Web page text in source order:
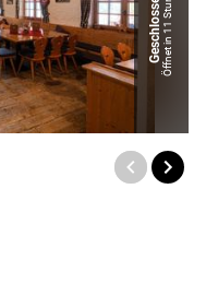
GeschlossenÖffnet in 11 Stunden